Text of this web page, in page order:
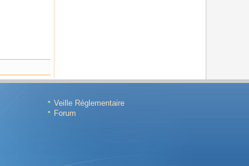
Veille Réglementaire
Forum